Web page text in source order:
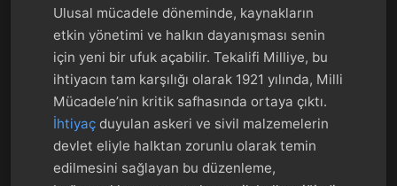
Ulusal mücadele döneminde, kaynakların
etkin yönetimi ve halkın dayanışması senin
için yeni bir ufuk açabilir. Tekalifi Milliye, bu
ihtiyacın tam karşılığı olarak 1921 yılında, Milli
Mücadele’nin kritik safhasında ortaya çıktı.
İhtiyaç duyulan askeri ve sivil malzemelerin
devlet eliyle halktan zorunlu olarak temin
edilmesini sağlayan bu düzenleme,